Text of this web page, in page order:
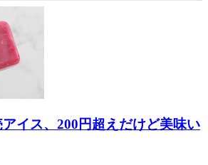
アイス、200円超えだけど美味い